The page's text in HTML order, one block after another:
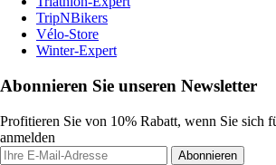
TripNBikers
Vélo-Store
Winter-Expert
Abonnieren Sie unseren Newsletter
Profitieren Sie von 10% Rabatt, wenn Sie sich
anmelden
Abonnieren